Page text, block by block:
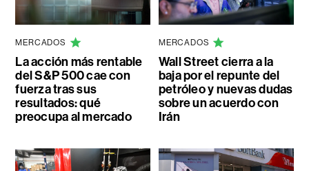
MERCADOS
La acción más rentable
del S&P 500 cae con
fuerza tras sus
resultados: qué
preocupa al mercado
MERCADOS
Wall Street cierra a la
baja por el repunte del
petróleo y nuevas dudas
sobre un acuerdo con
Irán